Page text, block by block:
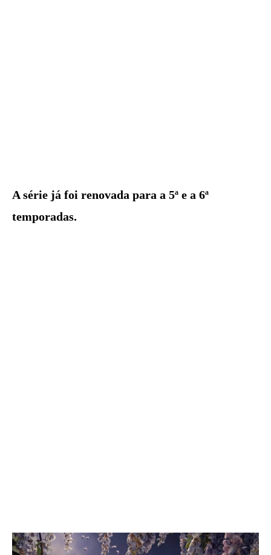
A série já foi renovada para a 5ª e a 6ª
temporadas.